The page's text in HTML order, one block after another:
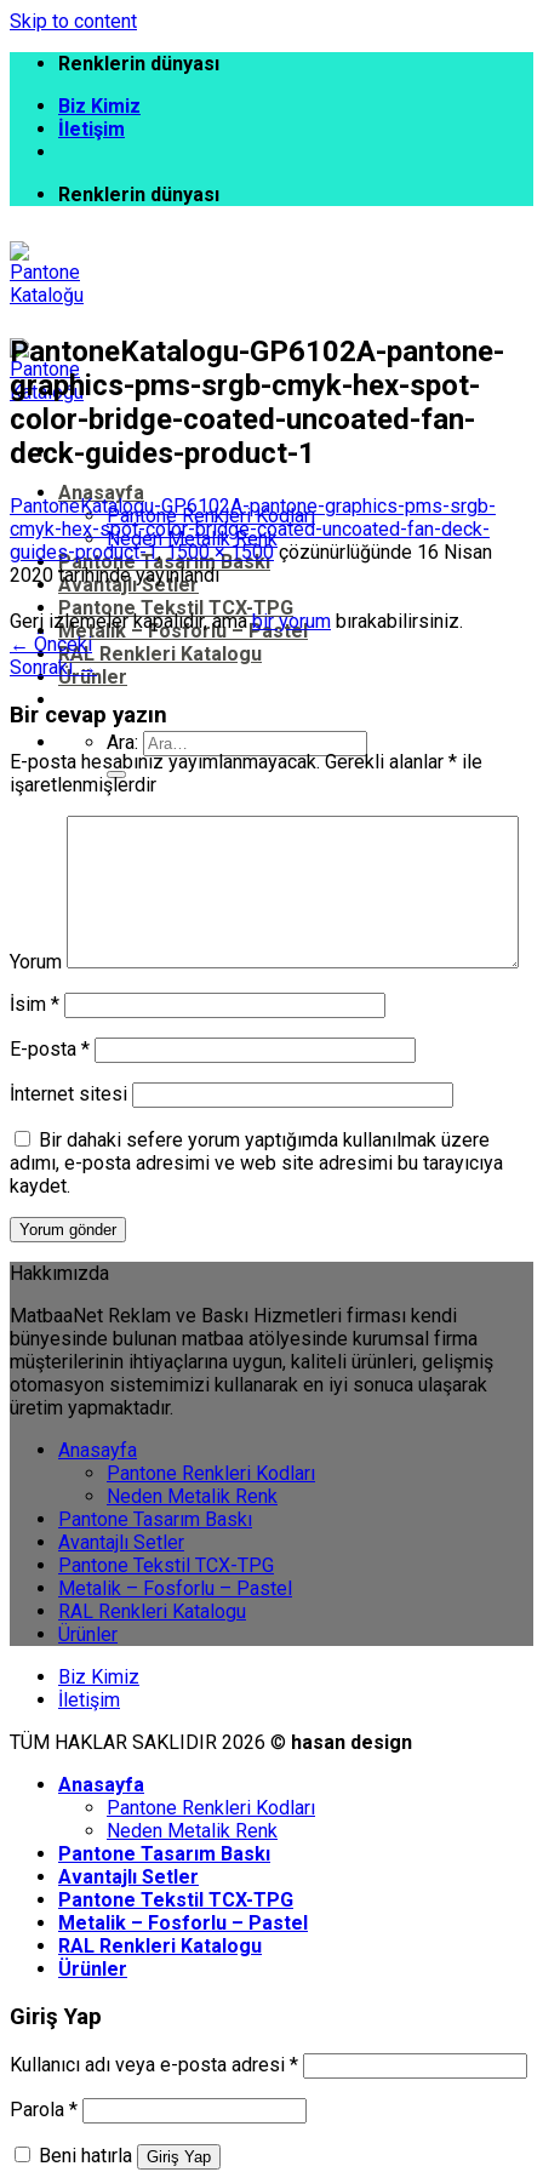
Skip to content
Renklerin dünyası
Biz Kimiz
İletişim
Renklerin dünyası
Anasayfa
Pantone Renkleri Kodları
Neden Metalik Renk
Pantone Tasarım Baskı
Avantajlı Setler
Pantone Tekstil TCX-TPG
Metalik – Fosforlu – Pastel
RAL Renkleri Katalogu
Ürünler
Ara:
PantoneKatalogu-GP6102A-pantone-
graphics-pms-srgb-cmyk-hex-spot-
color-bridge-coated-uncoated-fan-
deck-guides-product-1
PantoneKatalogu-GP6102A-pantone-graphics-pms-srgb-
cmyk-hex-spot-color-bridge-coated-uncoated-fan-deck-
guides-product-1,1500 × 1500çözünürlüğünde 16 Nisan
2020 tarihinde yayınlandı
Geri izlemeler kapalıdır, amabir yorum bırakabilirsiniz.
← Önceki
Sonraki→
Bir cevap yazın
E-posta hesabınız yayımlanmayacak.Gerekli alanlar * ile
işaretlenmişlerdir
Yorum
İsim *
E-posta *
İnternet sitesi
Bir dahaki sefere yorum yaptığımda kullanılmak üzere
adımı, e-posta adresimi ve web site adresimi bu tarayıcıya
kaydet.
Hakkımızda
MatbaaNet Reklam ve Baskı Hizmetleri firması kendi
bünyesinde bulunan matbaa atölyesinde kurumsal firma
müşterilerinin ihtiyaçlarına uygun, kaliteli ürünleri, gelişmiş
otomasyon sistemimizi kullanarak en iyi sonuca ulaşarak
üretim yapmaktadır.
Anasayfa
Pantone Renkleri Kodları
Neden Metalik Renk
Pantone Tasarım Baskı
Avantajlı Setler
Pantone Tekstil TCX-TPG
Metalik – Fosforlu – Pastel
RAL Renkleri Katalogu
Ürünler
Biz Kimiz
İletişim
TÜM HAKLAR SAKLIDIR 2026 © hasan design
Anasayfa
Pantone Renkleri Kodları
Neden Metalik Renk
Pantone Tasarım Baskı
Avantajlı Setler
Pantone Tekstil TCX-TPG
Metalik – Fosforlu – Pastel
RAL Renkleri Katalogu
Ürünler
Giriş Yap
Kullanıcı adı veya e-posta adresi *
Parola *
Beni hatırla
Giriş Yap